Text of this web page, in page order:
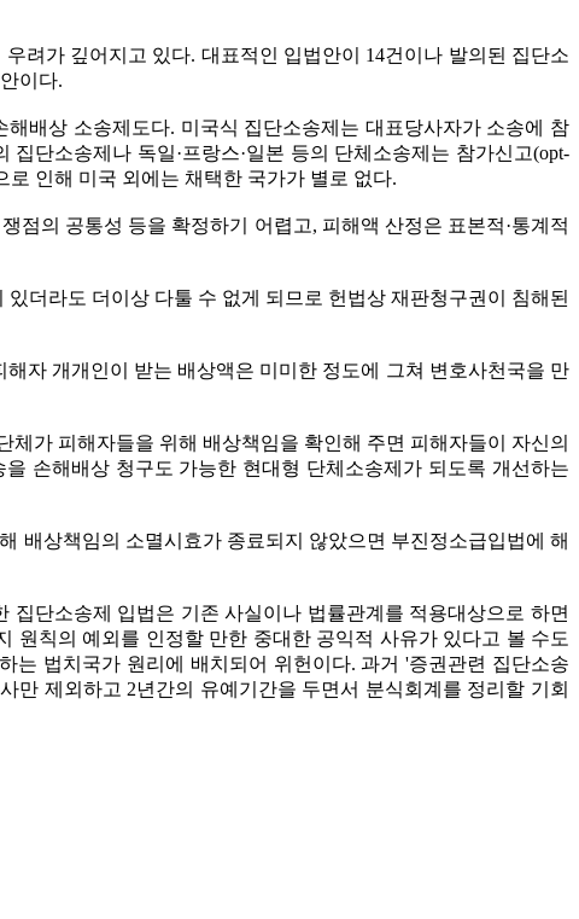
려가 깊어지고 있다. 대표적인 입법안이 14건이나 발의된 집단소
이다.
배상 소송제도다. 미국식 집단소송제는 대표당사자가 소송에 참
단소송제나 독일·프랑스·일본 등의 단체소송제는 참가신고(opt-
인해 미국 외에는 채택한 국가가 별로 없다.
점의 공통성 등을 확정하기 어렵고, 피해액 산정은 표본적·통계적
더라도 더이상 다툴 수 없게 되므로 헌법상 재판청구권이 침해된
자 개개인이 받는 배상액은 미미한 정도에 그쳐 변호사천국을 만
가 피해자들을 위해 배상책임을 확인해 주면 피해자들이 자신의
손해배상 청구도 가능한 현대형 단체소송제가 되도록 개선하는
배상책임의 소멸시효가 종료되지 않았으면 부진정소급입법에 해
단소송제 입법은 기존 사실이나 법률관계를 적용대상으로 하면
원칙의 예외를 인정할 만한 중대한 공익적 사유가 있다고 볼 수도
는 법치국가 원리에 배치되어 위헌이다. 과거 '증권관련 집단소송
만 제외하고 2년간의 유예기간을 두면서 분식회계를 정리할 기회